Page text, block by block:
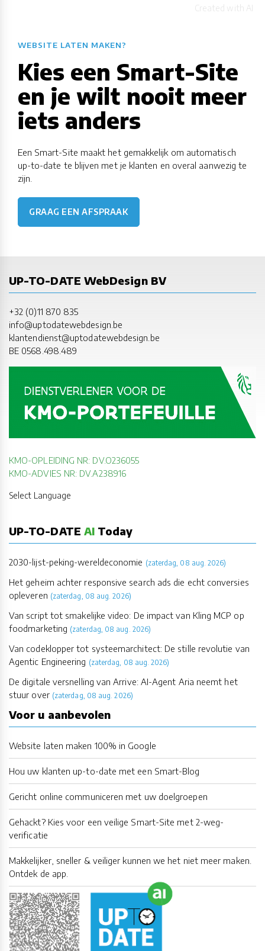
WEBSITE LATEN MAKEN?
Kies een Smart-Site
en je wilt nooit meer
iets anders
Een Smart-Site maakt het gemakkelijk om automatisch
up-to-date te blijven met je klanten en overal aanwezig te
zijn.
GRAAG EEN AFSPRAAK
UP-TO-DATE WebDesign BV
+32 (0)11 870 835
info@uptodatewebdesign.be
klantendienst@uptodatewebdesign.be
BE 0568.498.489
KMO-OPLEIDING NR: DV.O236055
KMO-ADVIES NR: DV.A238916
Select Language
UP-TO-DATE AI Today
2030-lijst-peking-wereldeconomie (zaterdag, 08 aug. 2026)
Het geheim achter responsive search ads die echt conversies
opleveren (zaterdag, 08 aug. 2026)
Van script tot smakelijke video: De impact van Kling MCP op
foodmarketing (zaterdag, 08 aug. 2026)
Van codeklopper tot systeemarchitect: De stille revolutie van
Agentic Engineering (zaterdag, 08 aug. 2026)
De digitale versnelling van Arrive: AI-Agent Aria neemt het
stuur over (zaterdag, 08 aug. 2026)
Voor u aanbevolen
Website laten maken 100% in Google
Hou uw klanten up-to-date met een Smart-Blog
Gericht online communiceren met uw doelgroepen
Gehackt? Kies voor een veilige Smart-Site met 2-weg-
verificatie
Makkelijker, sneller & veiliger kunnen we het niet meer maken.
Ontdek de app.